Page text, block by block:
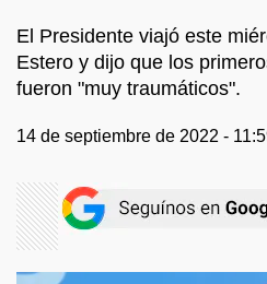
El Presidente viajó este
Estero y dijo que los
fueron "muy traumáticos".
14 de septiembre de 2022 -